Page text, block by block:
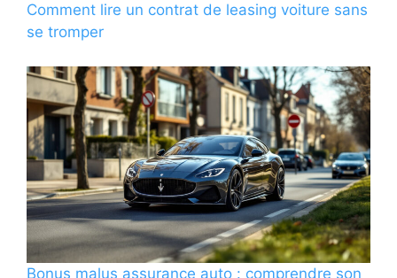
Comment lire un contrat de leasing voiture sans
se tromper
Bonus malus assurance auto : comprendre son